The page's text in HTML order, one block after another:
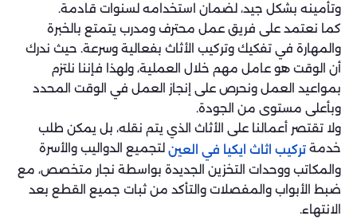
وتأمينه بشكل جيد، لضمان استخدامه لسنوات قادمة.
كما نعتمد على فريق عمل محترف ومدرب يتمتع بالخبرة
والمهارة في تفكيك وتركيب الأثاث بفعالية وسرعة. حيث ندرك
أن الوقت هو عامل مهم خلال العملية، ولهذا فإننا نلتزم
بمواعيد العمل ونحرص على إنجاز العمل في الوقت المحدد
وبأعلى مستوى من الجودة.
ولا تقتصر أعمالنا على الأثاث الذي يتم نقله، بل يمكن طلب
خدمة تركيب اثاث ايكيا في العين لتجميع الدواليب والأسرة
والمكاتب ووحدات التخزين الجديدة بواسطة نجار متخصص، مع
ضبط الأبواب والمفصلات والتأكد من ثبات جميع القطع بعد
الانتهاء.